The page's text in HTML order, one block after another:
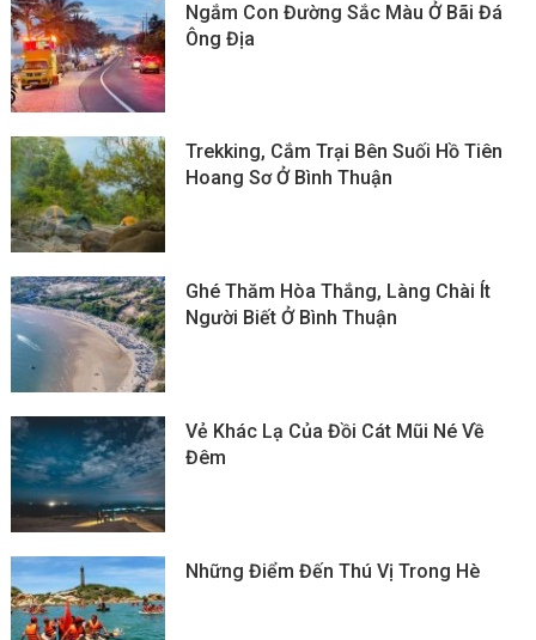
Ngắm Con Đường Sắc Màu Ở Bãi Đá
Ông Địa
Trekking, Cắm Trại Bên Suối Hồ Tiên
Hoang Sơ Ở Bình Thuận
Ghé Thăm Hòa Thắng, Làng Chài Ít
Người Biết Ở Bình Thuận
Vẻ Khác Lạ Của Đồi Cát Mũi Né Về
Đêm
Những Điểm Đến Thú Vị Trong Hè